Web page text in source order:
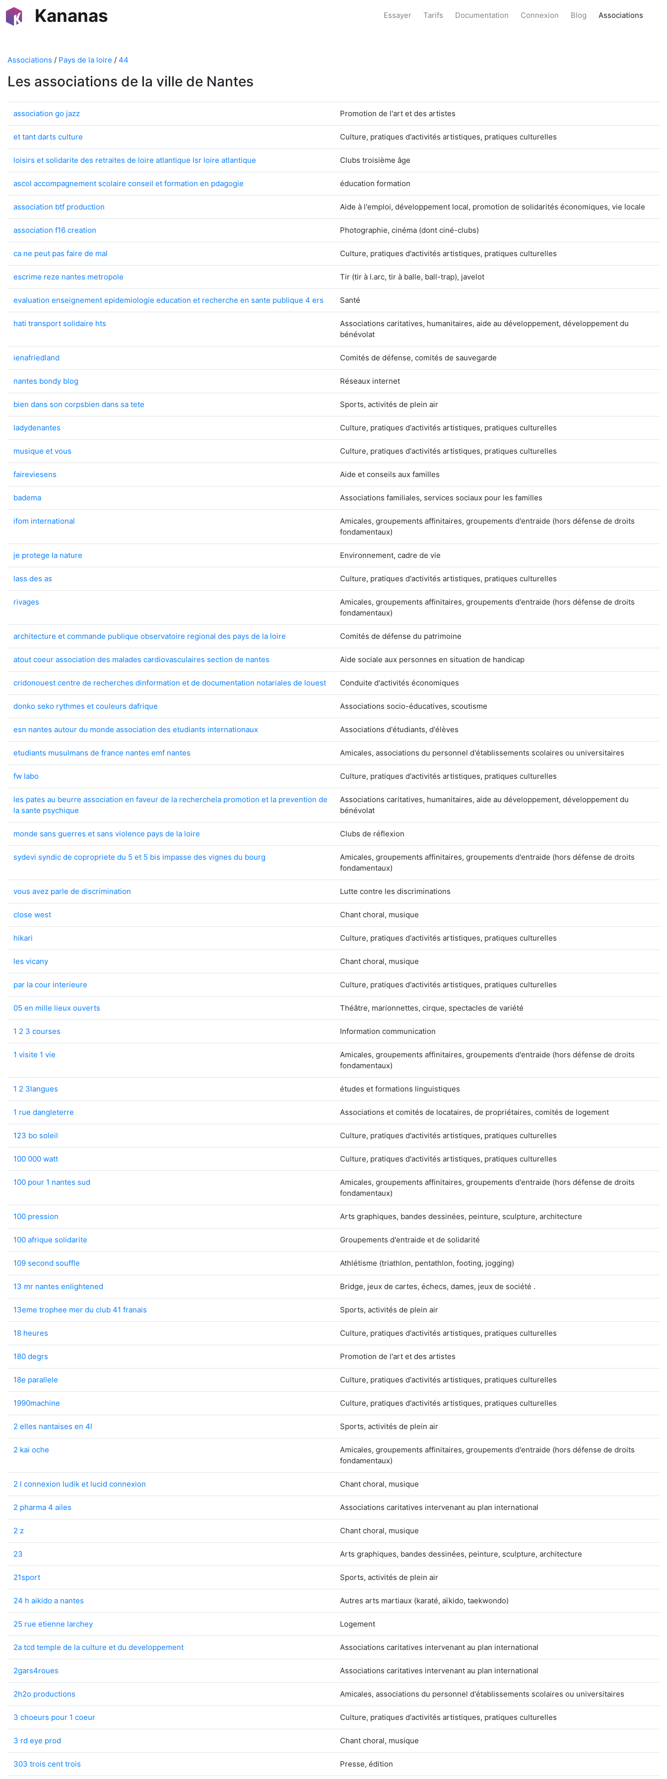
Kananas Essayer Tarifs Documentation Connexion Blog Associations
Associations / Pays de la loire / 44
Les associations de la ville de Nantes
association go jazz Promotion de l'art et des artistes
et tant darts culture Culture, pratiques d'activités artistiques, pratiques culturelles
loisirs et solidarite des retraites de loire atlantique lsr loire atlantique Clubs troisième âge
ascol accompagnement scolaire conseil et formation en pdagogie éducation formation
association btf production Aide à l'emploi, développement local, promotion de solidarités économiques, vie locale
association f16 creation Photographie, cinéma (dont ciné-clubs)
ca ne peut pas faire de mal Culture, pratiques d'activités artistiques, pratiques culturelles
escrime reze nantes metropole Tir (tir à l.arc, tir à balle, ball-trap), javelot
evaluation enseignement epidemiologie education et recherche en sante publique 4 ers Santé
hati transport solidaire hts
Associations caritatives, humanitaires, aide au développement, développement du
bénévolat
ienafriedland Comités de défense, comités de sauvegarde
nantes bondy blog Réseaux internet
bien dans son corpsbien dans sa tete Sports, activités de plein air
ladydenantes Culture, pratiques d'activités artistiques, pratiques culturelles
musique et vous Culture, pratiques d'activités artistiques, pratiques culturelles
faireviesens Aide et conseils aux familles
badema Associations familiales, services sociaux pour les familles
ifom international
Amicales, groupements affinitaires, groupements d'entraide (hors défense de droits
fondamentaux)
je protege la nature Environnement, cadre de vie
lass des as Culture, pratiques d'activités artistiques, pratiques culturelles
rivages
Amicales, groupements affinitaires, groupements d'entraide (hors défense de droits
fondamentaux)
architecture et commande publique observatoire regional des pays de la loire Comités de défense du patrimoine
atout coeur association des malades cardiovasculaires section de nantes Aide sociale aux personnes en situation de handicap
cridonouest centre de recherches dinformation et de documentation notariales de louest Conduite d'activités économiques
donko seko rythmes et couleurs dafrique Associations socio-éducatives, scoutisme
esn nantes autour du monde association des etudiants internationaux Associations d'étudiants, d'élèves
etudiants musulmans de france nantes emf nantes Amicales, associations du personnel d'établissements scolaires ou universitaires
fw labo Culture, pratiques d'activités artistiques, pratiques culturelles
les pates au beurre association en faveur de la recherchela promotion et la prevention de
la sante psychique
Associations caritatives, humanitaires, aide au développement, développement du
bénévolat
monde sans guerres et sans violence pays de la loire Clubs de réflexion
sydevi syndic de copropriete du 5 et 5 bis impasse des vignes du bourg
Amicales, groupements affinitaires, groupements d'entraide (hors défense de droits
fondamentaux)
vous avez parle de discrimination Lutte contre les discriminations
close west Chant choral, musique
hikari Culture, pratiques d'activités artistiques, pratiques culturelles
les vicany Chant choral, musique
par la cour interieure Culture, pratiques d'activités artistiques, pratiques culturelles
05 en mille lieux ouverts Théâtre, marionnettes, cirque, spectacles de variété
1 2 3 courses Information communication
1 visite 1 vie
Amicales, groupements affinitaires, groupements d'entraide (hors défense de droits
fondamentaux)
1 2 3langues études et formations linguistiques
1 rue dangleterre Associations et comités de locataires, de propriétaires, comités de logement
123 bo soleil Culture, pratiques d'activités artistiques, pratiques culturelles
100 000 watt Culture, pratiques d'activités artistiques, pratiques culturelles
100 pour 1 nantes sud
Amicales, groupements affinitaires, groupements d'entraide (hors défense de droits
fondamentaux)
100 pression Arts graphiques, bandes dessinées, peinture, sculpture, architecture
100 afrique solidarite Groupements d'entraide et de solidarité
109 second souffle Athlétisme (triathlon, pentathlon, footing, jogging)
13 mr nantes enlightened Bridge, jeux de cartes, échecs, dames, jeux de société .
13eme trophee mer du club 41 franais Sports, activités de plein air
18 heures Culture, pratiques d'activités artistiques, pratiques culturelles
180 degrs Promotion de l'art et des artistes
18e parallele Culture, pratiques d'activités artistiques, pratiques culturelles
1990machine Culture, pratiques d'activités artistiques, pratiques culturelles
2 elles nantaises en 4l Sports, activités de plein air
2 kai oche
Amicales, groupements affinitaires, groupements d'entraide (hors défense de droits
fondamentaux)
2 l connexion ludik et lucid connexion Chant choral, musique
2 pharma 4 ailes Associations caritatives intervenant au plan international
2 z Chant choral, musique
23 Arts graphiques, bandes dessinées, peinture, sculpture, architecture
21sport Sports, activités de plein air
24 h aikido a nantes Autres arts martiaux (karaté, aïkido, taekwondo)
25 rue etienne larchey Logement
2a tcd temple de la culture et du developpement Associations caritatives intervenant au plan international
2gars4roues Associations caritatives intervenant au plan international
2h2o productions Amicales, associations du personnel d'établissements scolaires ou universitaires
3 choeurs pour 1 coeur Culture, pratiques d'activités artistiques, pratiques culturelles
3 rd eye prod Chant choral, musique
303 trois cent trois Presse, édition